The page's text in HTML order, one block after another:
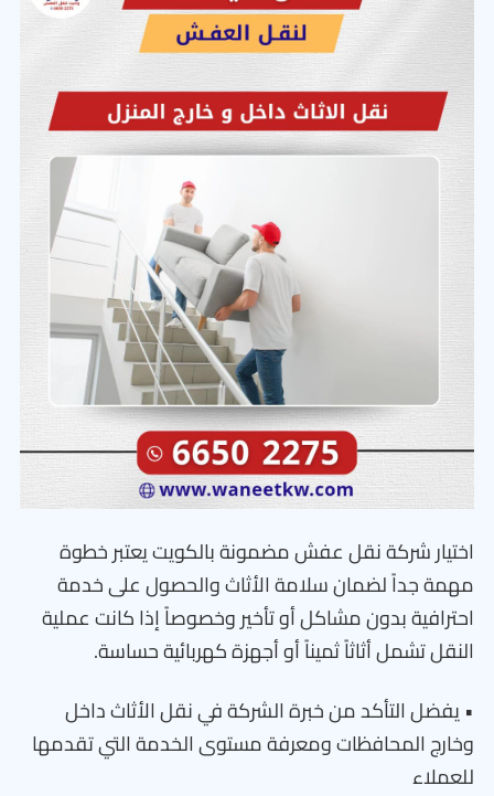
اختيار شركة نقل عفش مضمونة بالكويت يعتبر خطوة
مهمة جداً لضمان سلامة الأثاث والحصول على خدمة
احترافية بدون مشاكل أو تأخير وخصوصاً إذا كانت عملية
النقل تشمل أثاثاً ثميناً أو أجهزة كهربائية حساسة.
• يفضل التأكد من خبرة الشركة في نقل الأثاث داخل
وخارج المحافظات ومعرفة مستوى الخدمة التي تقدمها
للعملاء